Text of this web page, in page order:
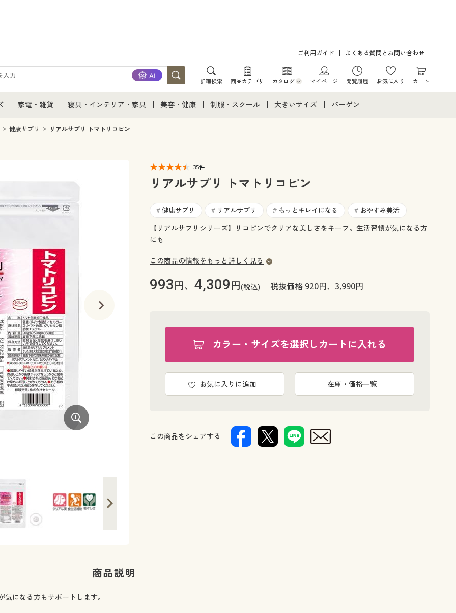
ご利用ガイド よくある質問とお問い合わせ
詳細検索 商品カテゴリ カタログ
カタログ・チラシからのご注文
マイページ 閲覧履歴 お気に入り カート
通販すべて
家電・雑貨
家電・雑貨すべて
寝具・インテリア・家具
寝具・インテリア・家具通販すべて
カーテン・ラグ・ファブリック
美容・健康 制服・スクール
ジュニア・ティーンズ下着
大きいサイズ
大きいサイズ レディース下着
大きいサイズ メンズ
大きいサイズ 事務・制服
バーゲン
健康サプリ リアルサプリ トマトリコピン
35件
リアルサプリ トマトリコピン
# 健康サプリ # リアルサプリ # もっとキレイになる # おやすみ美活
【リアルサプリシリーズ】リコピンでクリアな美しさをキープ。生活習慣が気になる方
にも
この商品の情報をもっと詳しく見る
993円、 4,309円(税込) 税抜価格 920円、3,990円
カラー・サイズを選択しカートに入れる
お気に入りに追加 在庫・価格一覧
この商品をシェアする
商品説明
になる方もサポートします。